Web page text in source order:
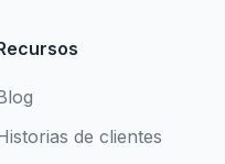
de clientes